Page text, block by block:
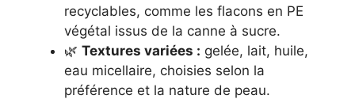
recyclables, comme les flacons en PE
végétal issus de la canne à sucre.
🌿 Textures variées : gelée, lait, huile,
eau micellaire, choisies selon la
préférence et la nature de peau.